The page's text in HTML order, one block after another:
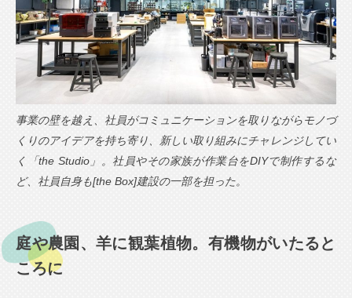
事業の壁を越え、社員がコミュニケーションを取りながらモノづ
くりのアイデアを持ち寄り、新しい取り組みにチャレンジしてい
く「the Studio」。社員やその家族が作業台をDIYで制作するな
ど、社員自身も[the Box]建設の一部を担った。
庭や農園、羊に観葉植物。有機物がいたると
ころに